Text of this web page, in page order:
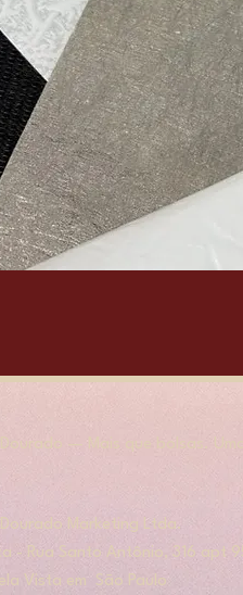
Dourado — Mais que bolsas.
Dourado Marketing Ltda.
- Rua Santo Antônio, 316 apt
Vista em São Paulo